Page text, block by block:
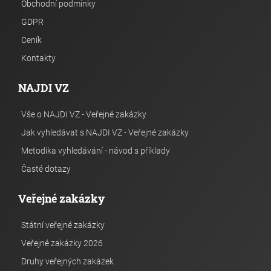
Obchodní podmínky
GDPR
Ceník
Kontakty
NAJDI VZ
Vše o NAJDI VZ - Veřejné zakázky
Jak vyhledávat s NAJDI VZ - Veřejné zakázky
Metodika vyhledávání - návod s příklady
Časté dotazy
Veřejné zakázky
Státní veřejné zakázky
Veřejné zakázky 2026
Druhy veřejných zakázek